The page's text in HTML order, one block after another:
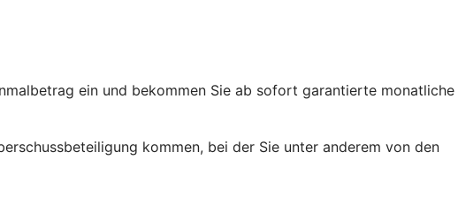
ein und bekommen Sie ab sofort garantierte monatliche
kommen, bei der Sie unter anderem von den